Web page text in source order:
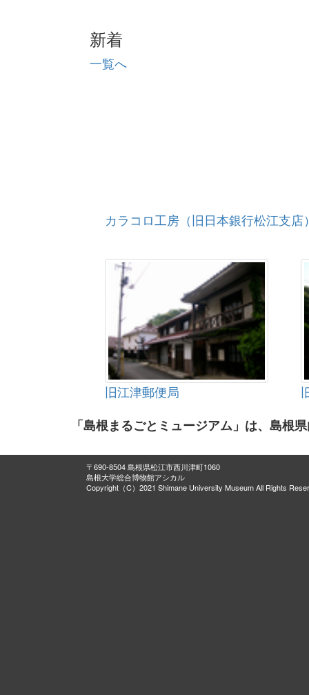
見々久神楽
隠岐島前神楽
島後原田神楽
直江一式飾り
須佐神社の念仏踊
市森神社神事花（じんじばな）
佐志武神社奉納神事舞
三谷神社獅子舞
埼田神社青獅子舞
羽根盆踊り
宇那手町火守神社獅子舞
野尻大歳神社獅子舞
荒茅盆踊り
外園神楽
荒茅神楽
大土地神楽
唐川神楽
阿宮神楽
新着
一覧へ
カラコロ工房（旧日本銀行松江支店
旧江津郵便局
「島根まるごとミュージアム」は、島根
〒690-8504 島根県松江市西川津町1060
島根大学総合博物館アシカル
Copyright（C）2021 Shimane University Museum All Rights